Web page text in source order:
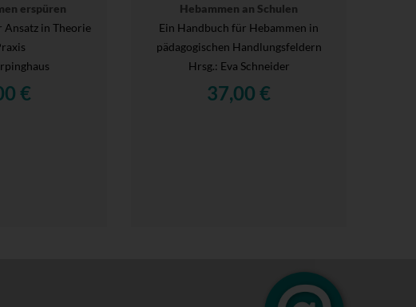
erspüren
in Theorie
€
Hebammen an Schulen
Ein Handbuch für Hebammen in
pädagogischen Handlungsfeldern
Hrsg.: Eva Schneider
37,00 €